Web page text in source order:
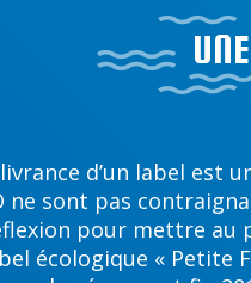
d’un label est
ne sont pas
pour mettre
écologique « Petite